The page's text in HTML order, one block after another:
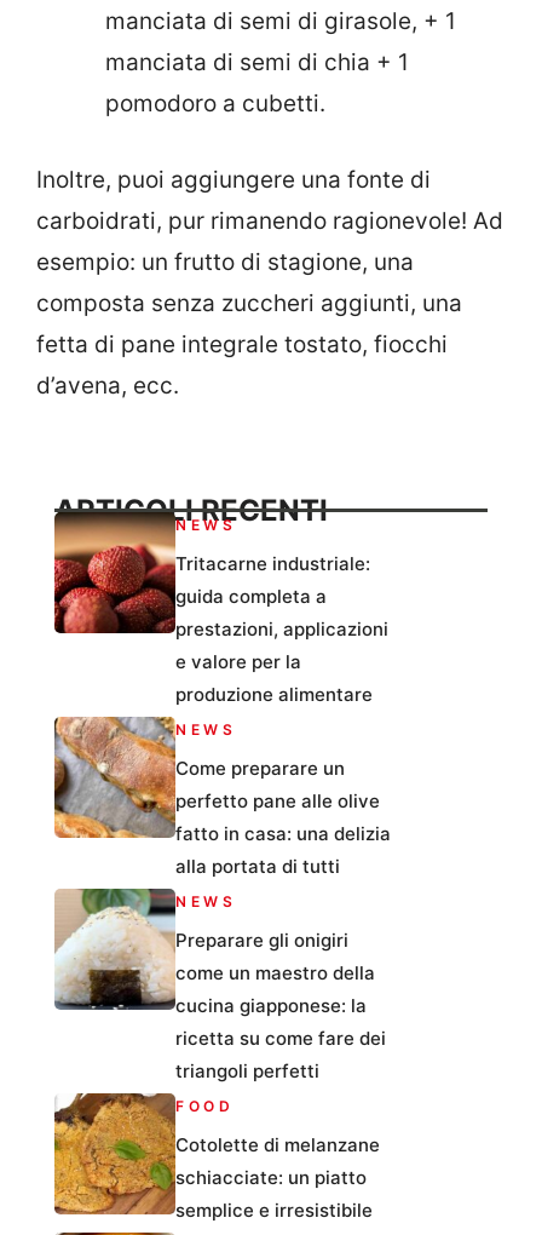
manciata di semi di girasole, + 1
manciata di semi di chia + 1
pomodoro a cubetti.
Inoltre, puoi aggiungere una fonte di
carboidrati, pur rimanendo ragionevole! Ad
esempio: un frutto di stagione, una
composta senza zuccheri aggiunti, una
fetta di pane integrale tostato, fiocchi
d’avena, ecc.
ARTICOLI RECENTI
NEWS
Tritacarne industriale:
guida completa a
prestazioni, applicazioni
e valore per la
produzione alimentare
NEWS
Come preparare un
perfetto pane alle olive
fatto in casa: una delizia
alla portata di tutti
NEWS
Preparare gli onigiri
come un maestro della
cucina giapponese: la
ricetta su come fare dei
triangoli perfetti
FOOD
Cotolette di melanzane
schiacciate: un piatto
semplice e irresistibile